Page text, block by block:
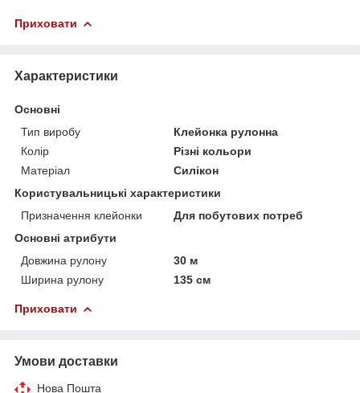
Приховати
Характеристики
Основні
Тип виробу
Клейонка рулонна
Колір
Різні кольори
Матеріал
Силікон
Користувальницькі характеристики
Призначення клейонки
Для побутових потреб
Основні атрибути
Довжина рулону
30 м
Ширина рулону
135 см
Приховати
Умови доставки
Нова Пошта